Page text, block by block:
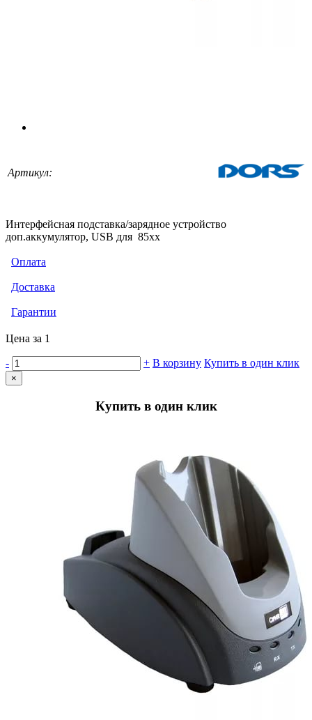
Артикул:
Интерфейсная подставка/зарядное устройство
доп.аккумулятор, USB для 85хх
Оплата
Доставка
Гарантии
Цена за 1
- + В корзину Купить в один клик
×
Купить в один клик